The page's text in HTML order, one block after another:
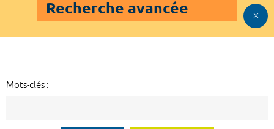
Recherche avancée
Mots-clés :